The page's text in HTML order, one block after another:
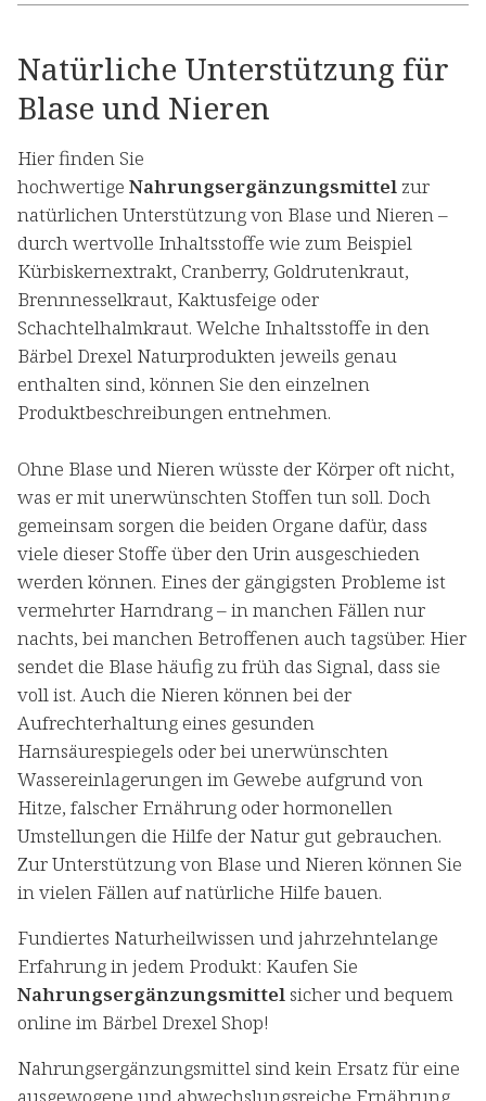
Natürliche Unterstützung für
Blase und Nieren
Hier finden Sie
hochwertige Nahrungsergänzungsmittel zur
natürlichen Unterstützung von Blase und Nieren –
durch wertvolle Inhaltsstoffe wie zum Beispiel
Kürbiskernextrakt, Cranberry, Goldrutenkraut,
Brennnesselkraut, Kaktusfeige oder
Schachtelhalmkraut. Welche Inhaltsstoffe in den
Bärbel Drexel Naturprodukten jeweils genau
enthalten sind, können Sie den einzelnen
Produktbeschreibungen entnehmen.
Ohne Blase und Nieren wüsste der Körper oft nicht,
was er mit unerwünschten Stoffen tun soll. Doch
gemeinsam sorgen die beiden Organe dafür, dass
viele dieser Stoffe über den Urin ausgeschieden
werden können. Eines der gängigsten Probleme ist
vermehrter Harndrang – in manchen Fällen nur
nachts, bei manchen Betroffenen auch tagsüber. Hier
sendet die Blase häufig zu früh das Signal, dass sie
voll ist. Auch die Nieren können bei der
Aufrechterhaltung eines gesunden
Harnsäurespiegels oder bei unerwünschten
Wassereinlagerungen im Gewebe aufgrund von
Hitze, falscher Ernährung oder hormonellen
Umstellungen die Hilfe der Natur gut gebrauchen.
Zur Unterstützung von Blase und Nieren können Sie
in vielen Fällen auf natürliche Hilfe bauen.
Fundiertes Naturheilwissen und jahrzehntelange
Erfahrung in jedem Produkt: Kaufen Sie
Nahrungsergänzungsmittel sicher und bequem
online im Bärbel Drexel Shop!
Nahrungsergänzungsmittel sind kein Ersatz für eine